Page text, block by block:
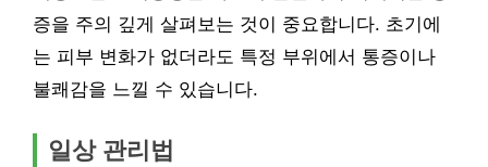
증을 주의 깊게 살펴보는 것이 중요합니다. 초기에
는 피부 변화가 없더라도 특정 부위에서 통증이나
불쾌감을 느낄 수 있습니다.
일상 관리법